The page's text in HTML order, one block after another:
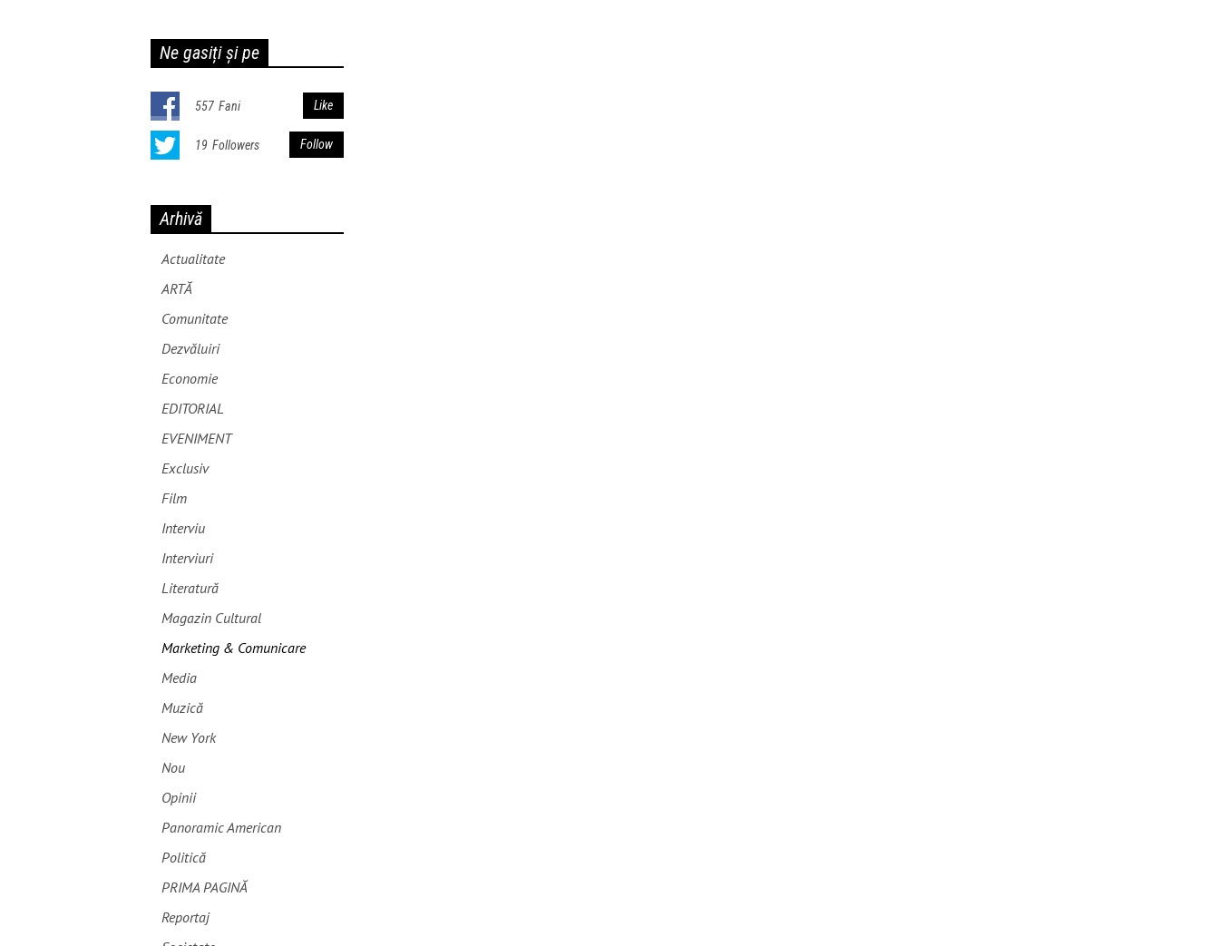
Ne gasiți și pe
557 Fani Like
19 Followers Follow
Arhivă
Actualitate
ARTĂ
Comunitate
Dezvăluiri
Economie
EDITORIAL
EVENIMENT
Exclusiv
Film
Interviu
Interviuri
Literatură
Magazin Cultural
Marketing & Comunicare
Media
Muzică
New York
Nou
Opinii
Panoramic American
Politică
PRIMA PAGINĂ
Reportaj